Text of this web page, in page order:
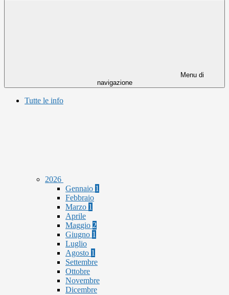
Menu di
navigazione
Tutte le info
2026
Gennaio 1
Febbraio
Marzo 1
Aprile
Maggio 2
Giugno 1
Luglio
Agosto 1
Settembre
Ottobre
Novembre
Dicembre